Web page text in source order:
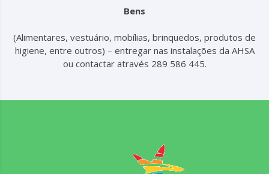
Bens
(Alimentares, vestuário, mobílias, brinquedos, produtos de
higiene, entre outros) – entregar nas instalações da AHSA
ou contactar através 289 586 445.